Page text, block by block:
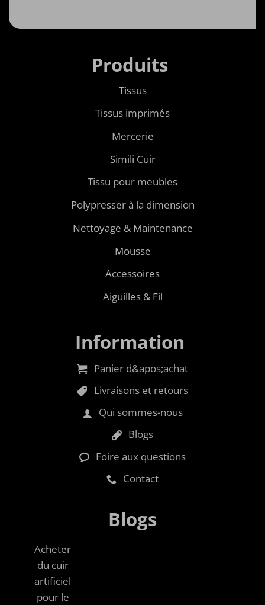
Produits
Tissus
Tissus imprimés
Mercerie
Simili Cuir
Tissu pour meubles
Polypresser à la dimension
Nettoyage & Maintenance
Mousse
Accessoires
Aiguilles & Fil
Information
Panier d&apos;achat
Livraisons et retours
Qui sommes-nous
Blogs
Foire aux questions
Contact
Blogs
Acheter
du cuir
artificiel
pour le